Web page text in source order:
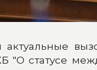
"О статусе